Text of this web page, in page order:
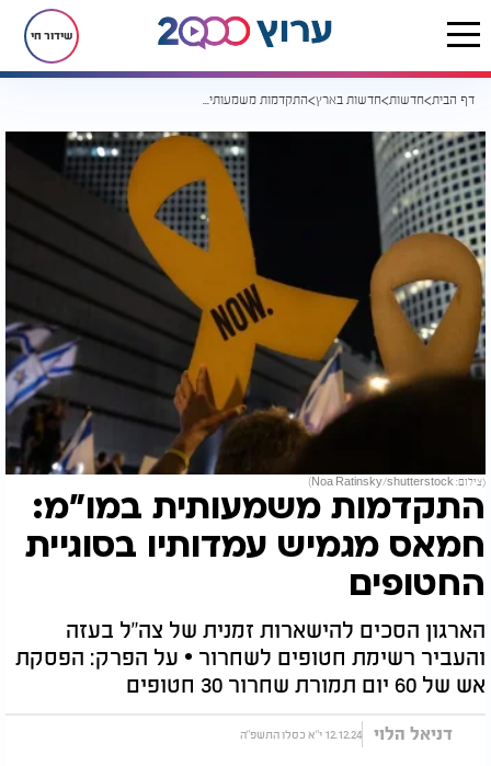
שידור חי
דף הבית חדשות חדשות בארץ התקדמות משמעותית במו"מ: חמאס מגמיש עמדותיו בסוגיית החטופים
(צילום: Noa Ratinsky/shutterstock)
התקדמות משמעותית במו"מ:
חמאס מגמיש עמדותיו בסוגיית
החטופים
הארגון הסכים להישארות זמנית של צה"ל בעזה
והעביר רשימת חטופים לשחרור • על הפרק: הפסקת
אש של 60 יום תמורת שחרור 30 חטופים
דניאל הלוי 12.12.24 י"א כסלו התשפ"ה